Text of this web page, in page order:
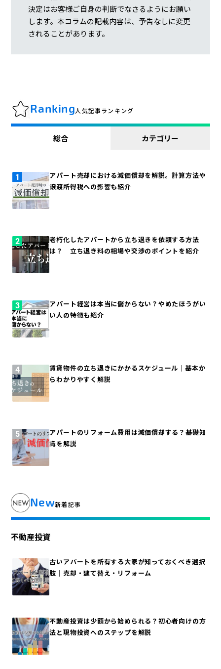
決定はお客様ご自身の判断でなさるようにお願い
します。本コラムの記載内容は、予告なしに変更
されることがあります。
Ranking人気記事ランキング
総合 カテゴリー
アパート売却における減価償却を解説。計算方法や
譲渡所得税への影響も紹介
老朽化したアパートから立ち退きを依頼する方法
は？ 立ち退き料の相場や交渉のポイントを紹介
アパート経営は本当に儲からない？やめたほうがい
い人の特徴も紹介
賃貸物件の立ち退きにかかるスケジュール｜基本か
らわかりやすく解説
アパートのリフォーム費用は減価償却する？基礎知
識を解説
New新着記事
不動産投資
古いアパートを所有する大家が知っておくべき選択
肢｜売却・建て替え・リフォーム
不動産投資は少額から始められる？初心者向けの方
法と現物投資へのステップを解説